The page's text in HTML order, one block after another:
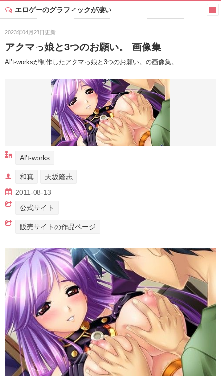
エロゲーのグラフィックが凄い
2023年04月28日更新
アクマっ娘と3つのお願い。 画像集
Al’t-worksが制作したアクマっ娘と3つのお願い。の画像集。
Al’t-works
和真
天坂隆志
2011-08-13
公式サイト
販売サイトの作品ページ